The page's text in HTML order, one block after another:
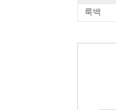
룩백